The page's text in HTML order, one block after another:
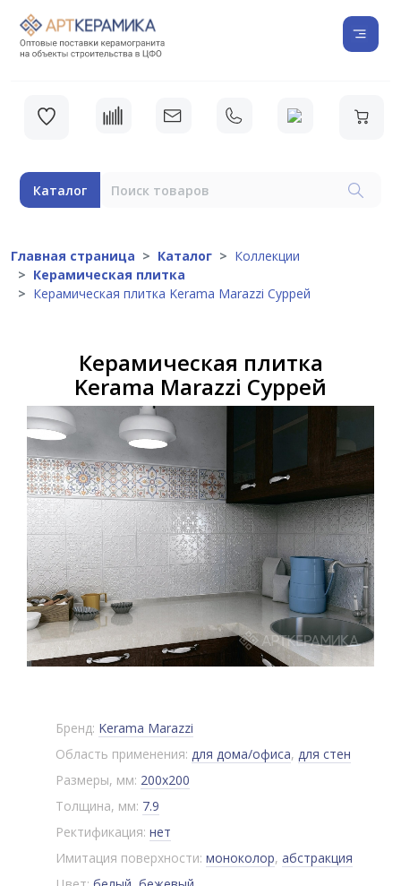
Каталог
Главная страница Каталог
Коллекции
Керамическая плитка
Керамическая плитка Kerama Marazzi Суррей
Керамическая плитка
Kerama Marazzi Суррей
Бренд: Kerama Marazzi
Область применения: для дома/офиса, для стен
Размеры, мм: 200x200
Толщина, мм: 7.9
Ректификация: нет
Имитация поверхности: моноколор, абстракция